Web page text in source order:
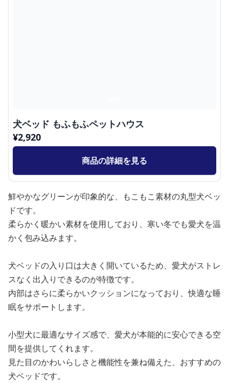
犬ベッド もふもふペットハウス
¥2,920
商品の詳細を見る
鮮やかなグリーンが印象的な、もこもこ素材の丸型犬ベッ
ドです。
柔らかく暖かい素材を使用しており、寒い冬でも愛犬を温
かく包み込みます。
犬ベッドの入り口は大きく開いているため、愛犬がストレ
スなく出入りできるのが特徴です。
内部はさらに柔らかいクッションになっており、快適な睡
眠をサポートします。
小型犬に最適なサイズ感で、愛犬が本能的に安心できる空
間を提供してくれます。
見た目のかわいらしさと機能性を兼ね備えた、おすすめの
犬ベッドです。